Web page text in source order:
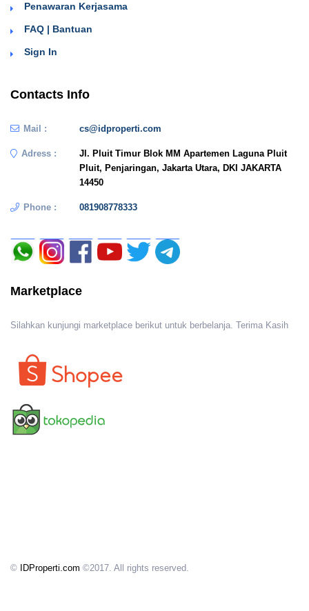
Penawaran Kerjasama
FAQ | Bantuan
Sign In
Contacts Info
Mail : cs@idproperti.com
Adress :
Jl. Pluit Timur Blok MM Apartemen Laguna Pluit
Pluit, Penjaringan, Jakarta Utara, DKI JAKARTA
14450
Phone : 081908778333
Marketplace
Silahkan kunjungi marketplace berikut untuk berbelanja. Terima Kasih
© IDProperti.com ©2017. All rights reserved.